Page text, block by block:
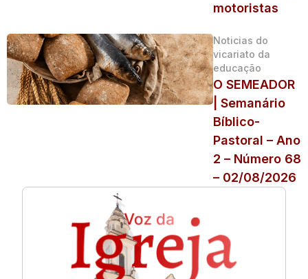
motoristas
Noticias do
vicariato da
educação
O SEMEADOR
| Semanário
Bíblico-
Pastoral – Ano
2 – Número 68
– 02/08/2026